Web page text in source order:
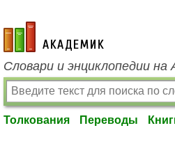
academic.ru
Словари и энциклопедии на
Толкования Переводы